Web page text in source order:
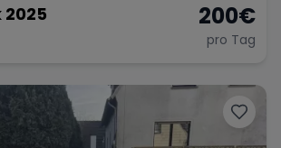
2025 200€
pro Tag